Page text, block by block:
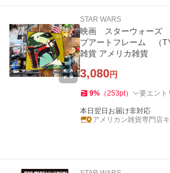
STAR WARS
映画 スターウォーズ
プアートフレーム （
雑貨 アメリカ雑貨
3,080円
9% （253pt） 要エント
本日翌日お届け非対応
アメリカン雑貨専門店